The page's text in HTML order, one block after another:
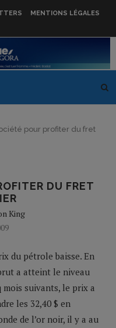
MENTIONS LÉGALES
pour profiter du fret
DU FRET
King
du pétrole baisse. En
a atteint le niveau
mois suivants, le prix a
les 32,40 $ en
de l’or noir, il y a au